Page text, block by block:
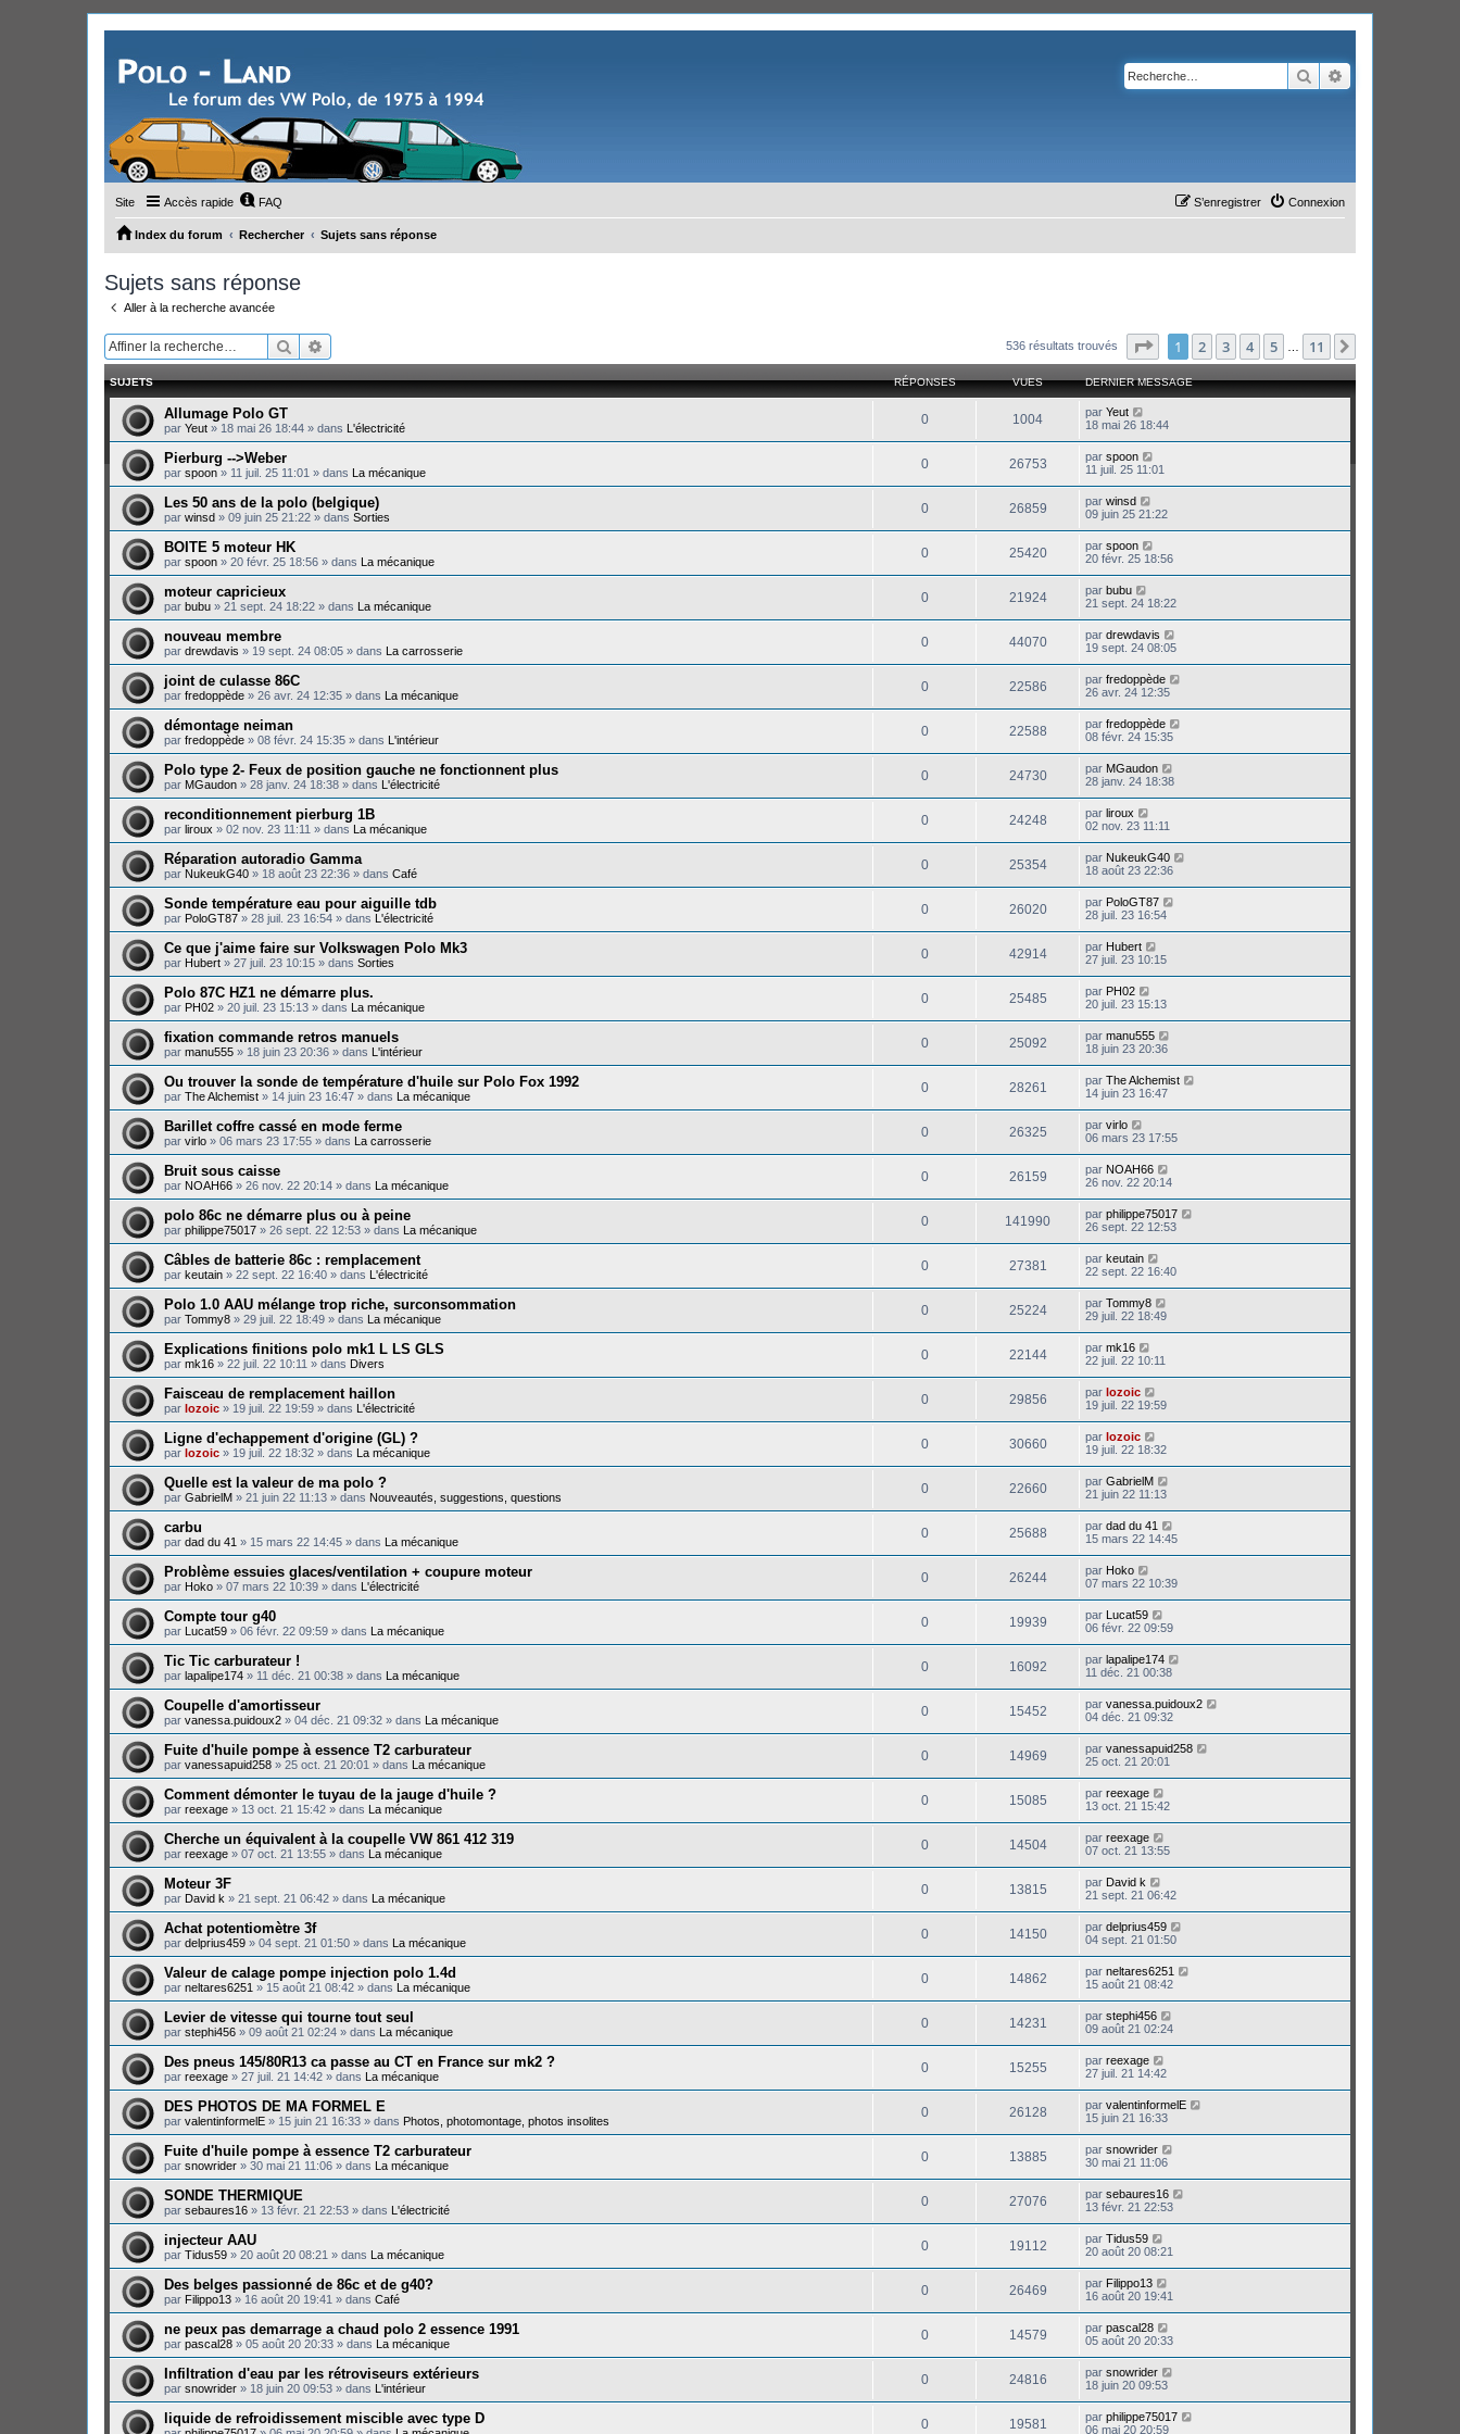
Rechercher
Site Accès rapide FAQ Connexion
S’enregistrer
Index du forum Rechercher Sujets sans réponse
Sujets sans réponse
Aller à la recherche avancée
Rechercher 536 résultats trouvés Page sur11
1 2 3 4 5 11
SUJETS RÉPONSES VUES DERNIER MESSAGE
Allumage Polo GT
par Yeut » 18 mai 26 18:44 » dans L'électricité
0 1004 par Yeut
18 mai 26 18:44
Pierburg -->Weber
par spoon » 11 juil. 25 11:01 » dans La mécanique
0 26753 par spoon
11 juil. 25 11:01
Les 50 ans de la polo (belgique)
par winsd » 09 juin 25 21:22 » dans Sorties
0 26859 par winsd
09 juin 25 21:22
BOITE 5 moteur HK
par spoon » 20 févr. 25 18:56 » dans La mécanique
0 25420 par spoon
20 févr. 25 18:56
moteur capricieux
par bubu » 21 sept. 24 18:22 » dans La mécanique
0 21924 par bubu
21 sept. 24 18:22
nouveau membre
par drewdavis » 19 sept. 24 08:05 » dans La carrosserie
0 44070 par drewdavis
19 sept. 24 08:05
joint de culasse 86C
par fredoppède » 26 avr. 24 12:35 » dans La mécanique
0 22586 par fredoppède
26 avr. 24 12:35
démontage neiman
par fredoppède » 08 févr. 24 15:35 » dans L'intérieur
0 22588 par fredoppède
08 févr. 24 15:35
Polo type 2- Feux de position gauche ne fonctionnent plus
par MGaudon » 28 janv. 24 18:38 » dans L'électricité
0 24730 par MGaudon
28 janv. 24 18:38
reconditionnement pierburg 1B
par liroux » 02 nov. 23 11:11 » dans La mécanique
0 24248 par liroux
02 nov. 23 11:11
Réparation autoradio Gamma
par NukeukG40 » 18 août 23 22:36 » dans Café
0 25354 par NukeukG40
18 août 23 22:36
Sonde température eau pour aiguille tdb
par PoloGT87 » 28 juil. 23 16:54 » dans L'électricité
0 26020 par PoloGT87
28 juil. 23 16:54
Ce que j'aime faire sur Volkswagen Polo Mk3
par Hubert » 27 juil. 23 10:15 » dans Sorties
0 42914 par Hubert
27 juil. 23 10:15
Polo 87C HZ1 ne démarre plus.
par PH02 » 20 juil. 23 15:13 » dans La mécanique
0 25485 par PH02
20 juil. 23 15:13
fixation commande retros manuels
par manu555 » 18 juin 23 20:36 » dans L'intérieur
0 25092 par manu555
18 juin 23 20:36
Ou trouver la sonde de température d'huile sur Polo Fox 1992
par The Alchemist » 14 juin 23 16:47 » dans La mécanique
0 28261 par The Alchemist
14 juin 23 16:47
Barillet coffre cassé en mode ferme
par virlo » 06 mars 23 17:55 » dans La carrosserie
0 26325 par virlo
06 mars 23 17:55
Bruit sous caisse
par NOAH66 » 26 nov. 22 20:14 » dans La mécanique
0 26159 par NOAH66
26 nov. 22 20:14
polo 86c ne démarre plus ou à peine
par philippe75017 » 26 sept. 22 12:53 » dans La mécanique
0 141990 par philippe75017
26 sept. 22 12:53
Câbles de batterie 86c : remplacement
par keutain » 22 sept. 22 16:40 » dans L'électricité
0 27381 par keutain
22 sept. 22 16:40
Polo 1.0 AAU mélange trop riche, surconsommation
par Tommy8 » 29 juil. 22 18:49 » dans La mécanique
0 25224 par Tommy8
29 juil. 22 18:49
Explications finitions polo mk1 L LS GLS
par mk16 » 22 juil. 22 10:11 » dans Divers
0 22144 par mk16
22 juil. 22 10:11
Faisceau de remplacement haillon
par lozoic » 19 juil. 22 19:59 » dans L'électricité
0 29856 par lozoic
19 juil. 22 19:59
Ligne d'echappement d'origine (GL) ?
par lozoic » 19 juil. 22 18:32 » dans La mécanique
0 30660 par lozoic
19 juil. 22 18:32
Quelle est la valeur de ma polo ?
par GabrielM » 21 juin 22 11:13 » dans Nouveautés, suggestions, questions
0 22660 par GabrielM
21 juin 22 11:13
carbu
par dad du 41 » 15 mars 22 14:45 » dans La mécanique
0 25688 par dad du 41
15 mars 22 14:45
Problème essuies glaces/ventilation + coupure moteur
par Hoko » 07 mars 22 10:39 » dans L'électricité
0 26244 par Hoko
07 mars 22 10:39
Compte tour g40
par Lucat59 » 06 févr. 22 09:59 » dans La mécanique
0 19939 par Lucat59
06 févr. 22 09:59
Tic Tic carburateur !
par lapalipe174 » 11 déc. 21 00:38 » dans La mécanique
0 16092 par lapalipe174
11 déc. 21 00:38
Coupelle d'amortisseur
par vanessa.puidoux2 » 04 déc. 21 09:32 » dans La mécanique
0 15452 par vanessa.puidoux2
04 déc. 21 09:32
Fuite d'huile pompe à essence T2 carburateur
par vanessapuid258 » 25 oct. 21 20:01 » dans La mécanique
0 14969 par vanessapuid258
25 oct. 21 20:01
Comment démonter le tuyau de la jauge d'huile ?
par reexage » 13 oct. 21 15:42 » dans La mécanique
0 15085 par reexage
13 oct. 21 15:42
Cherche un équivalent à la coupelle VW 861 412 319
par reexage » 07 oct. 21 13:55 » dans La mécanique
0 14504 par reexage
07 oct. 21 13:55
Moteur 3F
par David k » 21 sept. 21 06:42 » dans La mécanique
0 13815 par David k
21 sept. 21 06:42
Achat potentiomètre 3f
par delprius459 » 04 sept. 21 01:50 » dans La mécanique
0 14150 par delprius459
04 sept. 21 01:50
Valeur de calage pompe injection polo 1.4d
par neltares6251 » 15 août 21 08:42 » dans La mécanique
0 14862 par neltares6251
15 août 21 08:42
Levier de vitesse qui tourne tout seul
par stephi456 » 09 août 21 02:24 » dans La mécanique
0 14231 par stephi456
09 août 21 02:24
Des pneus 145/80R13 ca passe au CT en France sur mk2 ?
par reexage » 27 juil. 21 14:42 » dans La mécanique
0 15255 par reexage
27 juil. 21 14:42
DES PHOTOS DE MA FORMEL E
par valentinformelE » 15 juin 21 16:33 » dans Photos, photomontage, photos insolites
0 26128 par valentinformelE
15 juin 21 16:33
Fuite d'huile pompe à essence T2 carburateur
par snowrider » 30 mai 21 11:06 » dans La mécanique
0 13885 par snowrider
30 mai 21 11:06
SONDE THERMIQUE
par sebaures16 » 13 févr. 21 22:53 » dans L'électricité
0 27076 par sebaures16
13 févr. 21 22:53
injecteur AAU
par Tidus59 » 20 août 20 08:21 » dans La mécanique
0 19112 par Tidus59
20 août 20 08:21
Des belges passionné de 86c et de g40?
par Filippo13 » 16 août 20 19:41 » dans Café
0 26469 par Filippo13
16 août 20 19:41
ne peux pas demarrage a chaud polo 2 essence 1991
par pascal28 » 05 août 20 20:33 » dans La mécanique
0 14579 par pascal28
05 août 20 20:33
Infiltration d'eau par les rétroviseurs extérieurs
par snowrider » 18 juin 20 09:53 » dans L'intérieur
0 24816 par snowrider
18 juin 20 09:53
liquide de refroidissement miscible avec type D 0 19581 par philippe75017
06 mai 20 20:59